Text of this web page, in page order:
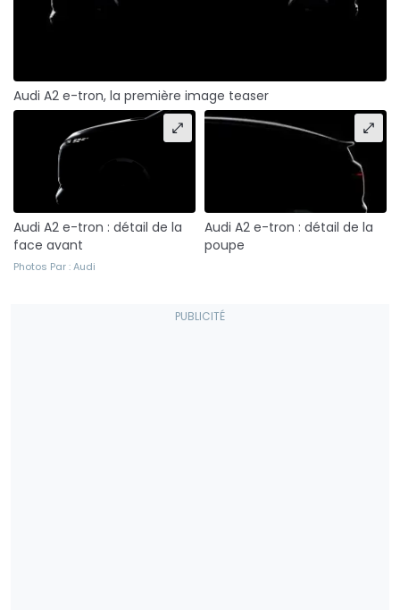
Audi A2 e-tron, la première image teaser
Audi A2 e-tron : détail de la
face avant
Audi A2 e-tron : détail de la
poupe
Photos Par : Audi